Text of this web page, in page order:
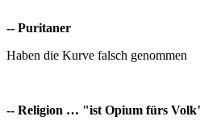
-- Puritaner
Haben die Kurve falsch genommen
-- Religion … "ist Opium fürs